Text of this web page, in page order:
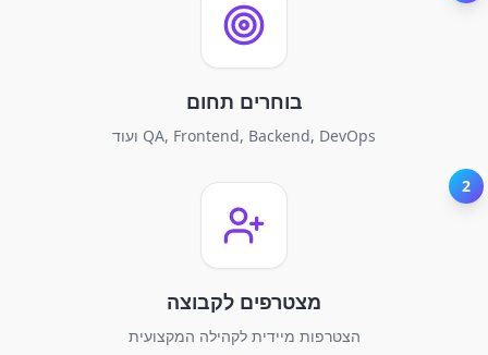
בוחרים תחום
QA, Frontend, Backend, DevOps ועוד
2
מצטרפים לקבוצה
הצטרפות מיידית לקהילה המקצועית